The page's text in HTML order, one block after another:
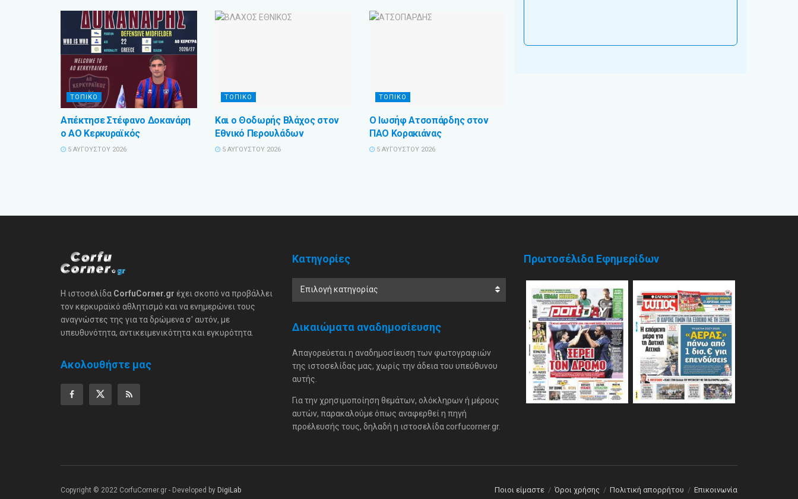
ΤΟΠΙΚΟ
Απέκτησε Στέφανο Δοκανάρη
ο ΑΟ Κερκυραϊκός
5 ΑΥΓΟΎΣΤΟΥ 2026
ΤΟΠΙΚΟ
Και ο Θοδωρής Βλάχος στον
Εθνικό Περουλάδων
5 ΑΥΓΟΎΣΤΟΥ 2026
ΤΟΠΙΚΟ
Ο Ιωσήφ Ατσοπάρδης στον
ΠΑΟ Κορακιάνας
5 ΑΥΓΟΎΣΤΟΥ 2026
Η ιστοσελίδα CorfuCorner.gr έχει σκοπό να προβάλλει
τον κερκυραϊκό αθλητισμό και να ενημερώνει τους
αναγνώστες της για τα δρώμενα σ' αυτόν, με
υπευθυνότητα, αντικειμενικότητα και εγκυρότητα.
Ακολουθήστε μας
Κατηγορίες
Επιλογή κατηγορίας
Δικαιώματα αναδημοσίευσης
Απαγορεύεται η αναδημοσίευση των φωτογραφιών
της ιστοσελίδας μας, χωρίς την άδεια του υπεύθυνου
αυτής.
Για την χρησιμοποίηση θεμάτων, ολόκληρων ή μέρους
αυτών, παρακαλούμε όπως αναφερθεί η πηγή
προέλευσής τους, δηλαδή η ιστοσελίδα corfucorner.gr.
Πρωτοσέλιδα Εφημερίδων
Ποιοι είμαστε Όροι χρήσης Πολιτική απορρήτου Επικοινωνία
Copyright © 2022 CorfuCorner.gr - Developed by DigiLab